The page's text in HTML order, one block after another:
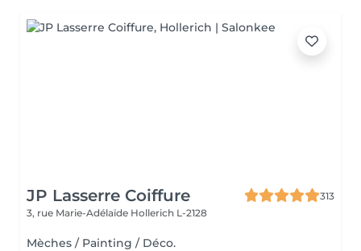
JP Lasserre Coiffure
313
3, rue Marie-Adélaïde Hollerich L-2128
Mèches / Painting / Déco.